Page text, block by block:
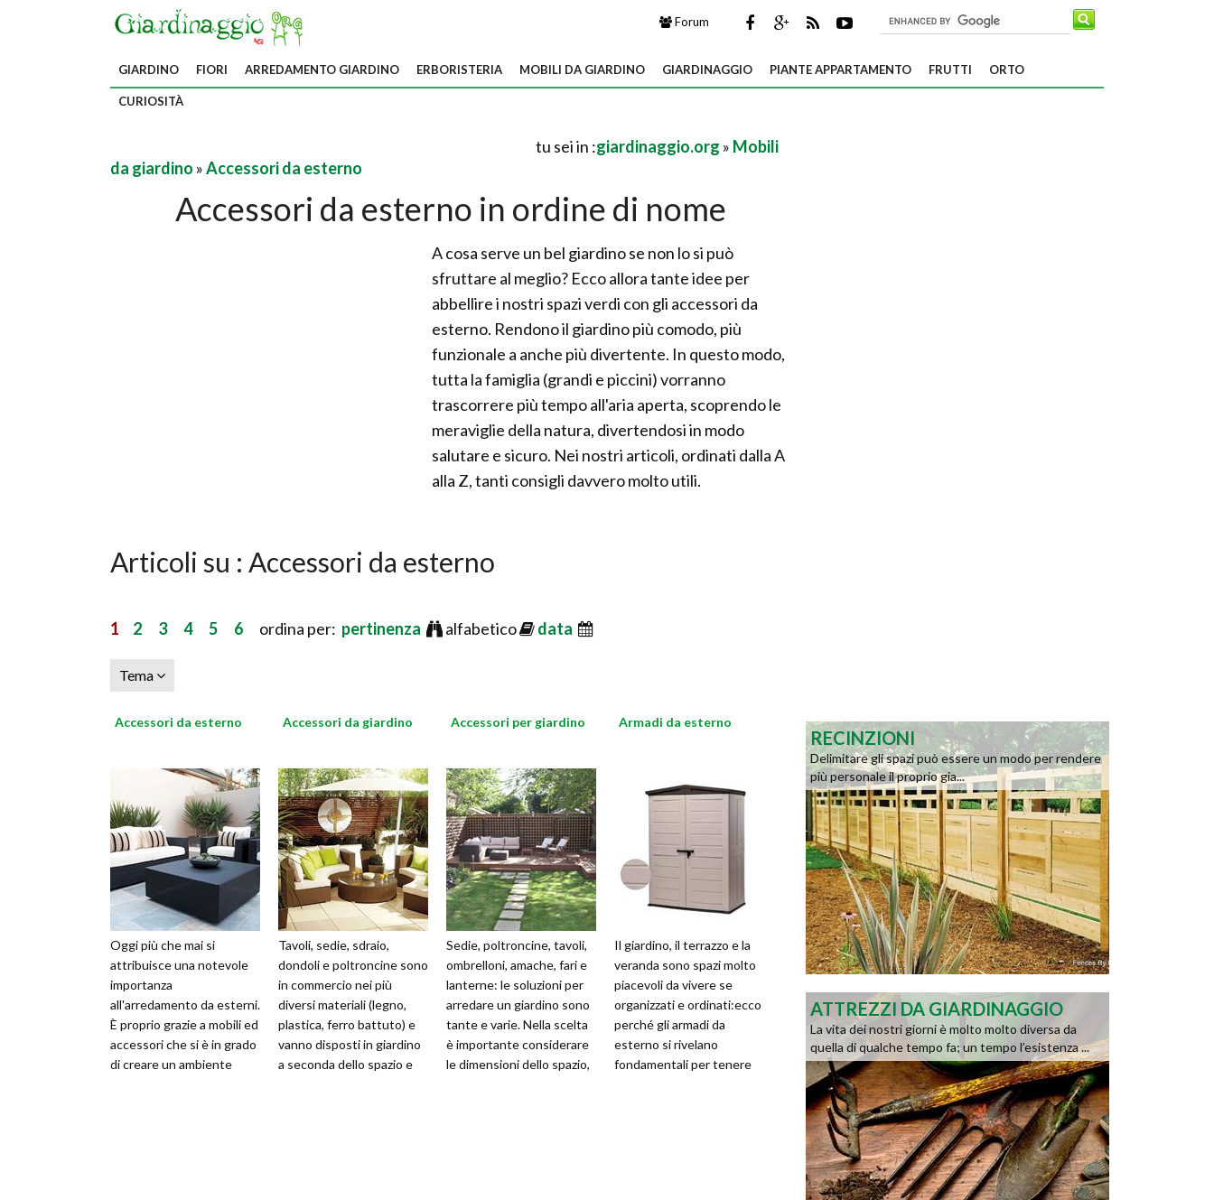
Forum
GIARDINO FIORI ARREDAMENTO GIARDINO ERBORISTERIA MOBILI DA GIARDINO GIARDINAGGIO PIANTE APPARTAMENTO FRUTTI ORTO
CURIOSITÀ
tu sei in :giardinaggio.org » Mobili
da giardino »Accessori da esterno
Accessori da esterno in ordine di nome
A cosa serve un bel giardino se non lo si può
sfruttare al meglio? Ecco allora tante idee per
abbellire i nostri spazi verdi con gli accessori da
esterno. Rendono il giardino più comodo, più
funzionale a anche più divertente. In questo modo,
tutta la famiglia (grandi e piccini) vorranno
trascorrere più tempo all'aria aperta, scoprendo le
meraviglie della natura, divertendosi in modo
salutare e sicuro. Nei nostri articoli, ordinati dalla A
alla Z, tanti consigli davvero molto utili.
Articoli su : Accessori da esterno
1 2 3 4 5 6 ordina per: pertinenza alfabetico data
Tema
Accessori da esterno
Oggi più che mai si
attribuisce una notevole
importanza
all'arredamento da esterni.
È proprio grazie a mobili ed
accessori che si è in grado
di creare un ambiente
Accessori da giardino
Tavoli, sedie, sdraio,
dondoli e poltroncine sono
in commercio nei più
diversi materiali (legno,
plastica, ferro battuto) e
vanno disposti in giardino
a seconda dello spazio e
Accessori per giardino
Sedie, poltroncine, tavoli,
ombrelloni, amache, fari e
lanterne: le soluzioni per
arredare un giardino sono
tante e varie. Nella scelta
è importante considerare
le dimensioni dello spazio,
Armadi da esterno
Il giardino, il terrazzo e la
veranda sono spazi molto
piacevoli da vivere se
organizzati e ordinati:ecco
perché gli armadi da
esterno si rivelano
fondamentali per tenere
RECINZIONI
Delimitare gli spazi può essere un modo per rendere
più personale il proprio gia...
ATTREZZI DA GIARDINAGGIO
La vita dei nostri giorni è molto molto diversa da
quella di qualche tempo fa; un tempo l’esistenza ...